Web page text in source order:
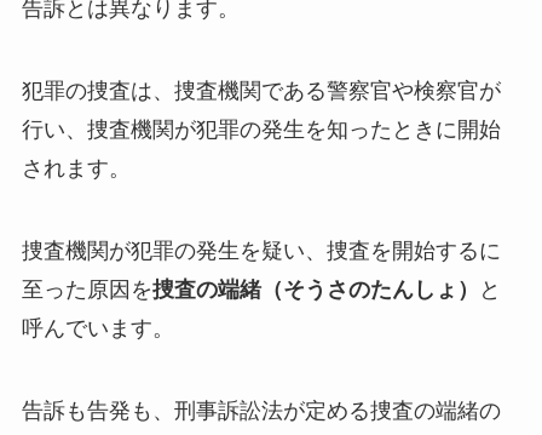
告訴とは異なります。
犯罪の捜査は、捜査機関である警察官や検察官が
行い、捜査機関が犯罪の発生を知ったときに開始
されます。
捜査機関が犯罪の発生を疑い、捜査を開始するに
至った原因を捜査の端緒（そうさのたんしょ）
と
呼んでいます。
告訴も告発も、刑事訴訟法が定める捜査の端緒の